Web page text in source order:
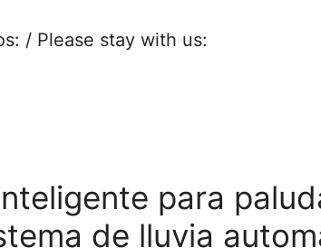
/ Please stay with us:
para
de lluvia